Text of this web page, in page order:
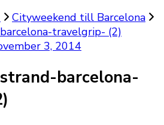
Cityweekend till Barcelona
travelgrip- (2)
3, 2014
barcelona-